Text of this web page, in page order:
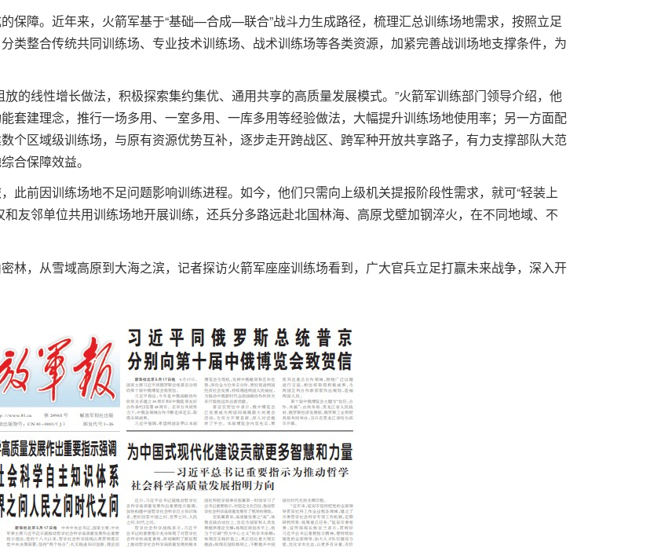
保障。近年来，火箭军基于“基础—合成—联合”战斗力生成路径，梳理汇总训练场地需求，按照立足
类整合传统共同训练场、专业技术训练场、战术训练场等各类资源，加紧完善战训场地支撑条件，为
的线性增长做法，积极探索集约集优、通用共享的高质量发展模式。”火箭军训练部门领导介绍，他
套建理念，推行一场多用、一室多用、一库多用等经验做法，大幅提升训练场地使用率；另一方面配
个区域级训练场，与原有资源优势互补，逐步走开跨战区、跨军种开放共享路子，有力支撑部队大范
合保障效益。
此前因训练场地不足问题影响训练进程。如今，他们只需向上级机关提报阶段性需求，就可“轻装上
友邻单位共用训练场地开展训练，还兵分多路远赴北国林海、高原戈壁加钢淬火，在不同地域、不
林，从雪域高原到大海之滨，记者探访火箭军座座训练场看到，广大官兵立足打赢未来战争，深入开